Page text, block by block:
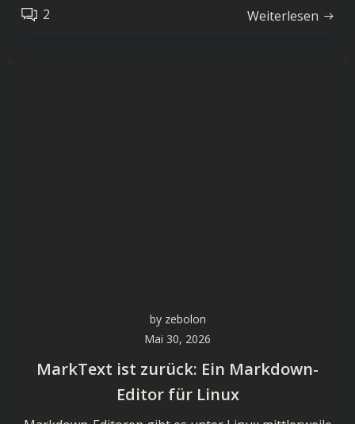
2 Weiterlesen
by zebolon
Mai 30, 2026
MarkText ist zurück: Ein Markdown-
Editor für Linux